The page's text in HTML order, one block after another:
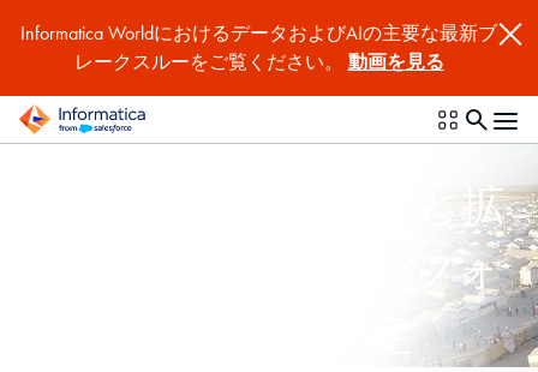
Informatica WorldにおけるデータおよびAIの主要な最新ブ
レークスルーをご覧ください。 動画を見る
データセキュリティと拡
張性を重視し、インフォ